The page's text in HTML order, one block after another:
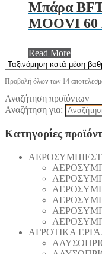
Μπάρα
MOOVI
Read More
Προβολή όλων των 14
Αναζήτηση προϊόντων
Αναζήτηση για:
Κατηγορίες
ΑΓΡΟΤΙΚΑ